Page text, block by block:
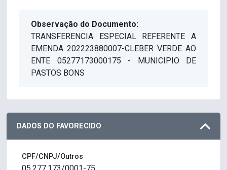
Observação do Documento:
TRANSFERENCIA ESPECIAL REFERENTE A
EMENDA 202223880007-CLEBER VERDE AO
ENTE 05277173000175 - MUNICIPIO DE
PASTOS BONS
DADOS DO FAVORECIDO
CPF/CNPJ/Outros